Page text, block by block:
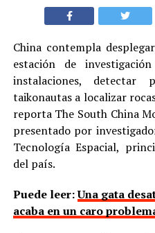
China contempla
estación de
instalaciones,
taikonautas a localizar
reporta The South China
presentado por
Tecnología Espacial,
del país.
Puede leer:Una gata
acaba en un caro